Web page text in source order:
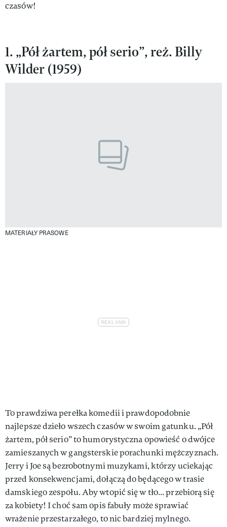
czasów!
1. „Pół żartem, pół serio”, reż. Billy
Wilder (1959)
MATERIAŁY PRASOWE
To prawdziwa perełka komedii i prawdopodobnie
najlepsze dzieło wszech czasów w swoim gatunku. „Pół
żartem, pół serio” to humorystyczna opowieść o dwójce
zamieszanych w gangsterskie porachunki mężczyznach.
Jerry i Joe są bezrobotnymi muzykami, którzy uciekając
przed konsekwencjami, dołączą do będącego w trasie
damskiego zespołu. Aby wtopić się w tło... przebiorą się
za kobiety! I choć sam opis fabuły może sprawiać
wrażenie przestarzałego, to nic bardziej mylnego.